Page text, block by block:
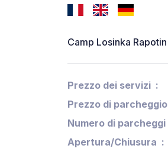
Camp Losinka Rapotin
Prezzo dei servizi
Prezzo di parcheggio
Numero di parcheggi
Apertura/Chiusura